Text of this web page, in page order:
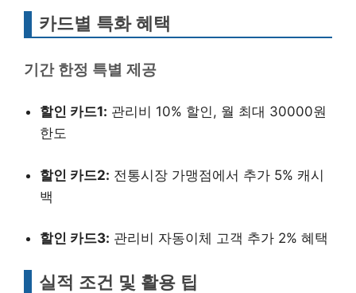
카드별 특화 혜택
기간 한정 특별 제공
할인 카드1: 관리비 10% 할인, 월 최대 30000원
한도
할인 카드2: 전통시장 가맹점에서 추가 5% 캐시
백
할인 카드3: 관리비 자동이체 고객 추가 2% 혜택
실적 조건 및 활용 팁